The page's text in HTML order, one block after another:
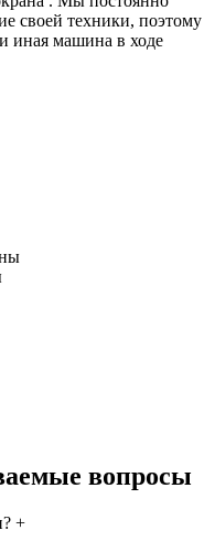
своей техники, поэтому
иная машина в ходе
вопросы
+